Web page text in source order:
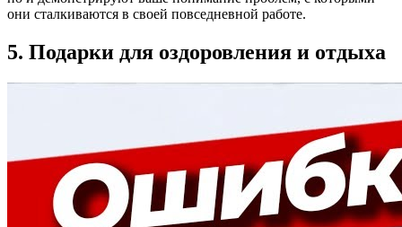
они сталкиваются в своей повседневной работе.
5. Подарки для оздоровления и отдыха